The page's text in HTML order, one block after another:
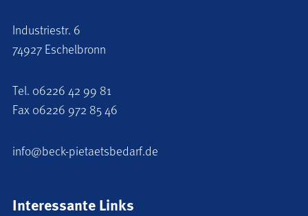
Industriestr. 6
74927 Eschelbronn
Tel. 06226 42 99 81
Fax 06226 972 85 46
info@beck-pietaetsbedarf.de
Interessante Links